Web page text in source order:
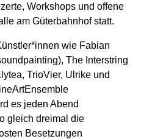
Workshops und offene
am Güterbahnhof statt.
wie Fabian
The Interstring
TrioVier, Ulrike und
es jeden Abend
gleich dreimal die
Besetzungen